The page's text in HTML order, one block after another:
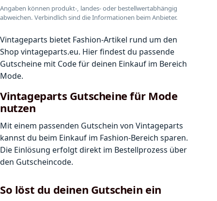
Angaben können produkt-, landes- oder bestellwertabhängig
abweichen. Verbindlich sind die Informationen beim Anbieter.
Vintageparts bietet Fashion-Artikel rund um den
Shop vintageparts.eu. Hier findest du passende
Gutscheine mit Code für deinen Einkauf im Bereich
Mode.
Vintageparts Gutscheine für Mode
nutzen
Mit einem passenden Gutschein von Vintageparts
kannst du beim Einkauf im Fashion-Bereich sparen.
Die Einlösung erfolgt direkt im Bestellprozess über
den Gutscheincode.
So löst du deinen Gutschein ein